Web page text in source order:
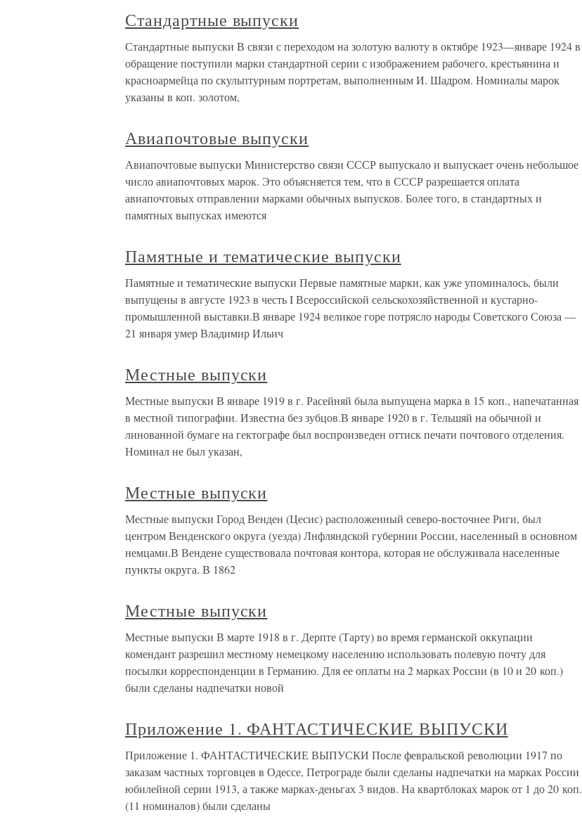
Стандартные выпуски
Стандартные выпуски В связи с переходом на золотую валюту в октябре 1923—январе 1924 в
обращение поступили марки стандартной серии с изображением рабочего, крестьянина и
красноармейца по скульптурным портретам, выполненным И. Шадром. Номиналы марок
указаны в коп. золотом,
Авиапочтовые выпуски
Авиапочтовые выпуски Министерство связи СССР выпускало и выпускает очень небольшое
число авиапочтовых марок. Это объясняется тем, что в СССР разрешается оплата
авиапочтовых отправлении марками обычных выпусков. Более того, в стандартных и
памятных выпусках имеются
Памятные и тематические выпуски
Памятные и тематические выпуски Первые памятные марки, как уже упоминалось, были
выпущены в августе 1923 в честь I Всероссийской сельскохозяйственной и кустарно-
промышленной выставки.В январе 1924 великое горе потрясло народы Советского Союза —
21 января умер Владимир Ильич
Местные выпуски
Местные выпуски В январе 1919 в г. Расейняй была выпущена марка в 15 коп., напечатанная
в местной типографии. Известна без зубцов.В январе 1920 в г. Тельшяй на обычной и
линованной бумаге на гектографе был воспроизведен оттиск печати почтового отделения.
Номинал не был указан,
Местные выпуски
Местные выпуски Город Венден (Цесис) расположенный северо-восточнее Риги, был
центром Венденского округа (уезда) Лнфляндской губернии России, населенный в основном
немцами.В Вендене существовала почтовая контора, которая не обслуживала населенные
пункты округа. В 1862
Местные выпуски
Местные выпуски В марте 1918 в г. Дерпте (Тарту) во время германской оккупации
комендант разрешил местному немецкому населению использовать полевую почту для
посылки корреспонденции в Германию. Для ее оплаты на 2 марках России (в 10 и 20 коп.)
были сделаны надпечатки новой
Приложение 1. ФАНТАСТИЧЕСКИЕ ВЫПУСКИ
Приложение 1. ФАНТАСТИЧЕСКИЕ ВЫПУСКИ После февральской революции 1917 по
заказам частных торговцев в Одессе, Петрограде были сделаны надпечатки на марках России
юбилейной серии 1913, а также марках-деньгах 3 видов. На квартблоках марок от 1 до 20 коп.
(11 номиналов) были сделаны